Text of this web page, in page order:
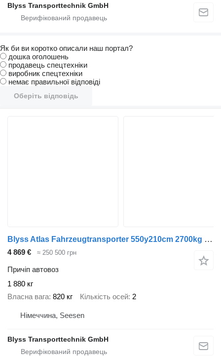
Blyss Transporttechnik GmbH
Як би ви коротко описали наш портал?
дошка оголошень
продавець спецтехніки
виробник спецтехніки
немає правильної відповіді
Оберіть відповідь
Blyss Atlas Fahrzeugtransporter 550y210cm 2700kg zGG
4 869 € ≈ 250 500 грн
Причіп автовоз
1 880 кг
Власна вага 820 кг Кількість осей 2
Німеччина, Seesen
Blyss Transporttechnik GmbH